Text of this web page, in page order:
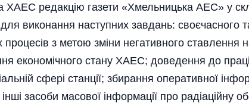
ХАЕС редакцію газети «Хмельницька АЕС» у
виконання наступних завдань: своєчасного
процесів з метою зміни негативного ставлення
економічного стану ХАЕС; доведення до
сфері станції; збирання оперативної
засоби масової інформації про радіаційну